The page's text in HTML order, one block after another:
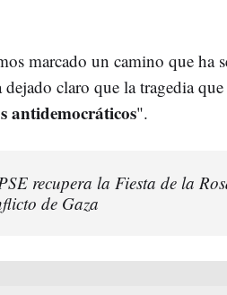
marcado un camino que ha
claro que la tragedia
antidemocráticos".
recupera la Fiesta de la
de Gaza